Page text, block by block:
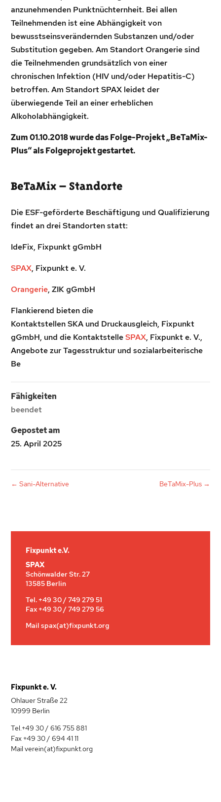
anzunehmenden Punktnüchternheit. Bei allen
Teilnehmenden ist eine Abhängigkeit von
bewusstseinsverändernden Substanzen und/oder
Substitution gegeben. Am Standort Orangerie sind
die Teilnehmenden grundsätzlich von einer
chronischen Infektion (HIV und/oder Hepatitis-C)
betroffen. Am Standort SPAX leidet der
überwiegende Teil an einer erheblichen
Alkoholabhängigkeit.
Zum 01.10.2018 wurde das Folge-Projekt „BeTaMix-
Plus“ als Folgeprojekt gestartet.
BeTaMix – Standorte
Die ESF-geförderte Beschäftigung und Qualifizierung
findet an drei Standorten statt:
IdeFix, Fixpunkt gGmbH
SPAX, Fixpunkt e. V.
Orangerie, ZIK gGmbH
Flankierend bieten die
Kontaktstellen SKA und Druckausgleich, Fixpunkt
gGmbH, und die KontaktstelleSPAX, Fixpunkt e. V.,
Angebote zur Tagesstruktur und sozialarbeiterische
Be
Fähigkeiten
beendet
Gepostet am
25. April 2025
← Sani-Alternative BeTaMix-Plus →
Fixpunkt e.V.
SPAX
Schönwalder Str. 27
13585 Berlin
Tel.+49 30 / 749 279 51
Fax+49 30 / 749 279 56
Mail spax(at)fixpunkt.org
Fixpunkt e. V.
Ohlauer Straße 22
10999 Berlin
Tel.+49 30 / 616 755 881
Fax +49 30 / 694 41 11
Mail verein(at)fixpunkt.org